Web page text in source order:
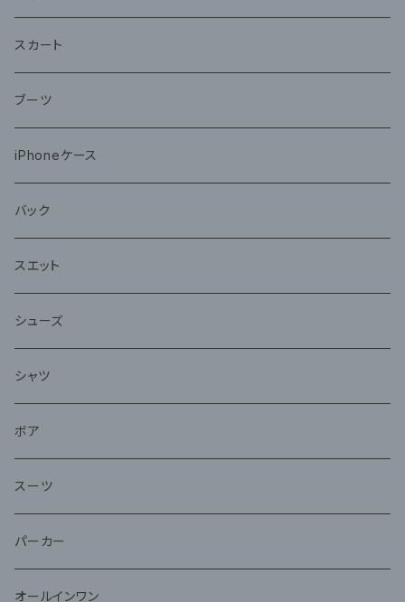
スカート
ブーツ
iPhoneケース
バック
スエット
シューズ
シャツ
ボア
スーツ
パーカー
オールインワン